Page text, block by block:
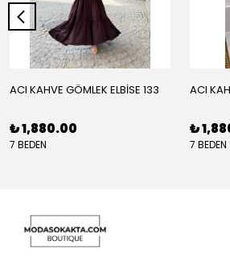
ACI KAHVE GÖMLEK ELBİSE 133
₺ 1,880.00
7 BEDEN
ACI
₺
7 BEDEN